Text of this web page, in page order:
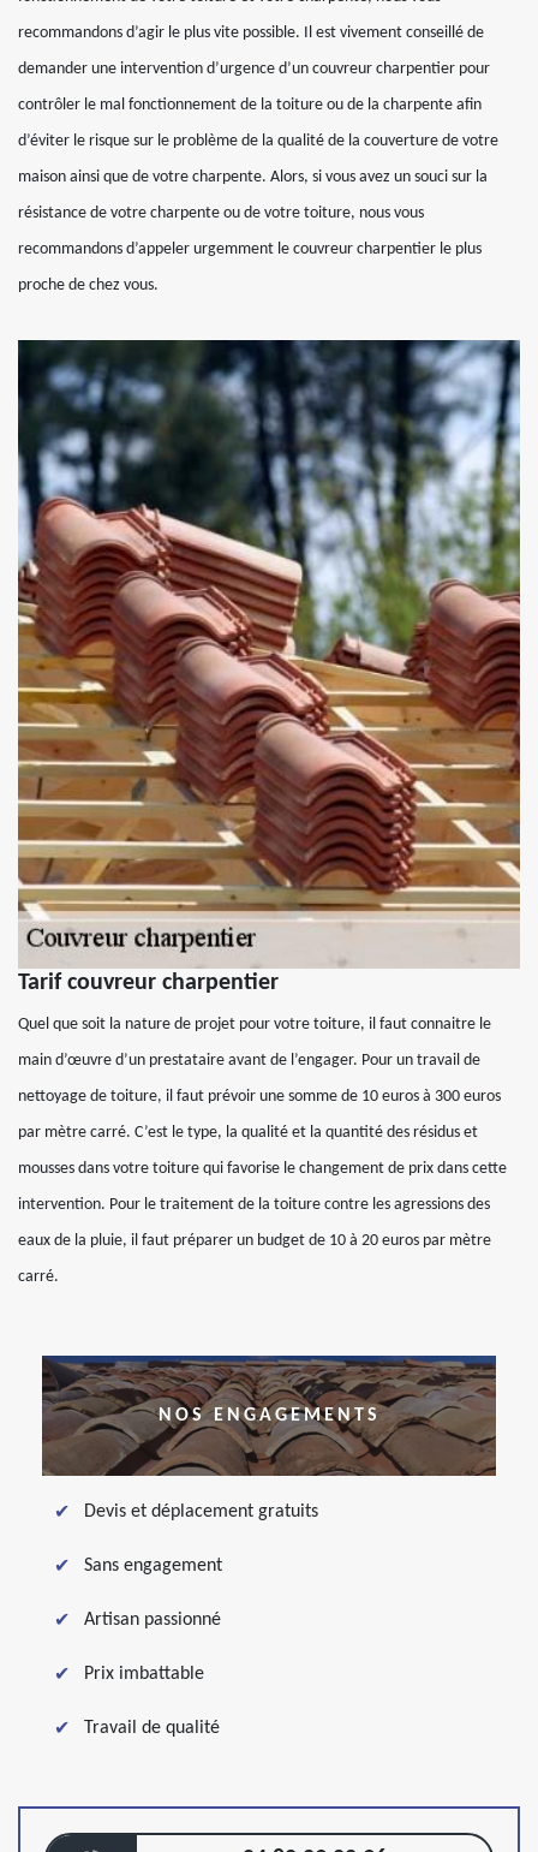
recommandons d’agir le plus vite possible. Il est vivement conseillé de
demander une intervention d’urgence d’un couvreur charpentier pour
contrôler le mal fonctionnement de la toiture ou de la charpente afin
d’éviter le risque sur le problème de la qualité de la couverture de votre
maison ainsi que de votre charpente. Alors, si vous avez un souci sur la
résistance de votre charpente ou de votre toiture, nous vous
recommandons d’appeler urgemment le couvreur charpentier le plus
proche de chez vous.
Tarif couvreur charpentier
Quel que soit la nature de projet pour votre toiture, il faut connaitre le
main d’œuvre d’un prestataire avant de l’engager. Pour un travail de
nettoyage de toiture, il faut prévoir une somme de 10 euros à 300 euros
par mètre carré. C’est le type, la qualité et la quantité des résidus et
mousses dans votre toiture qui favorise le changement de prix dans cette
intervention. Pour le traitement de la toiture contre les agressions des
eaux de la pluie, il faut préparer un budget de 10 à 20 euros par mètre
carré.
NOS ENGAGEMENTS
Devis et déplacement gratuits
Sans engagement
Artisan passionné
Prix imbattable
Travail de qualité